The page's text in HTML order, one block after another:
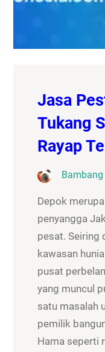
Jasa
Tukang
Rayap
Depok
penyangga
pesat. Seiring
kawasan
pusat
yang muncul
satu masalah
pemilik
Hama seperti